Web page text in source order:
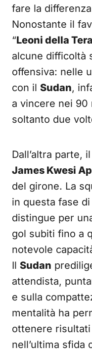
fare la
Nonostante il
“Leoni della
alcune difficoltà
offensiva: nelle
con il Sudan,
a vincere nei 90
soltanto due
Dall’altra parte, il
James Kwesi
del girone. La
in questa fase
distingue per
gol subiti fino a
notevole
Il Sudan
attendista,
e sulla
mentalità ha
ottenere risultati
nell’ultima sfida